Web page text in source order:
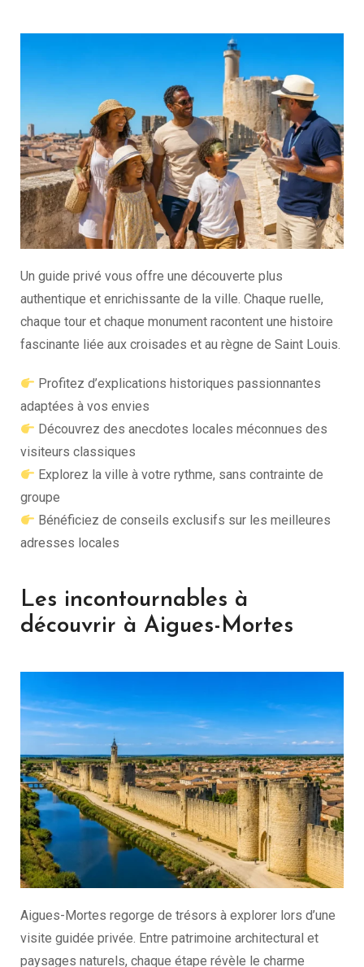
Un guide privé vous offre une découverte plus
authentique et enrichissante de la ville. Chaque ruelle,
chaque tour et chaque monument racontent une histoire
fascinante liée aux croisades et au règne de Saint Louis.
Profitez d’explications historiques passionnantes
adaptées à vos envies
Découvrez des anecdotes locales méconnues des
visiteurs classiques
Explorez la ville à votre rythme, sans contrainte de
groupe
Bénéficiez de conseils exclusifs sur les meilleures
adresses locales
Les incontournables à
découvrir à Aigues-Mortes
Aigues-Mortes regorge de trésors à explorer lors d’une
visite guidée privée. Entre patrimoine architectural et
paysages naturels, chaque étape révèle le charme